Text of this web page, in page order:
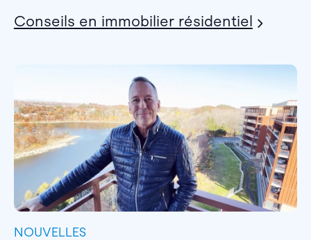
Conseils en immobilier résidentiel
NOUVELLES